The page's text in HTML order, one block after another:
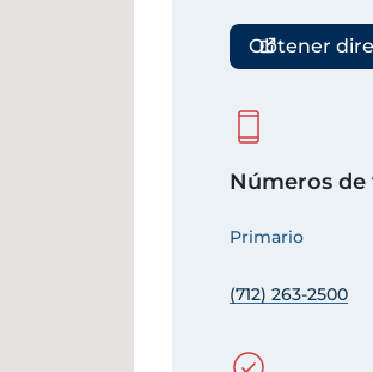
Obtener
Números
Primario
(712) 263-2500